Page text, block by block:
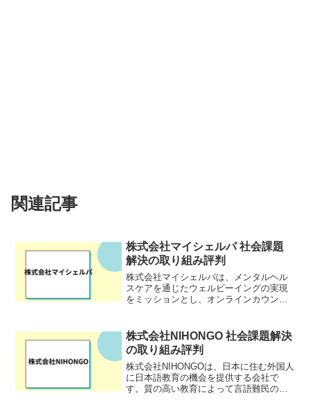
関連記事
株式会社マイシェルパ 社会課題
解決の取り組み評判
株式会社マイシェルパは、メンタルヘル
スケアを通じたウェルビーイングの実現
をミッションとし、オンラインカウンセ
ヘルスの悩みに対して、医療リソースの
不足という社会課題を解決...
株式会社NIHONGO 社会課題解決
の取り組み評判
株式会社NIHONGOは、日本に住む外国人
に日本語教育の機会を提供する会社で
す。質の高い教育によって言語難民のい